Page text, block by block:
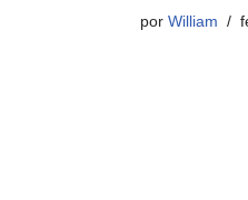
por William